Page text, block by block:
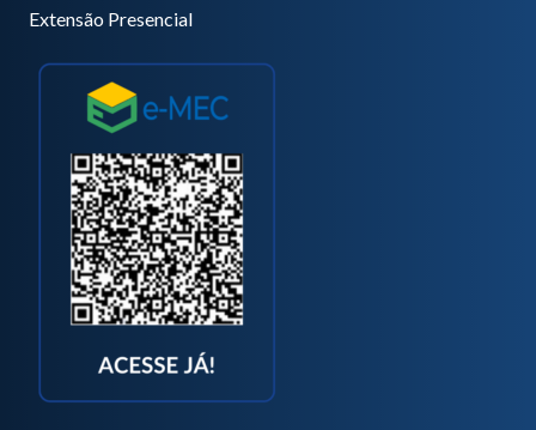
Extensão Presencial